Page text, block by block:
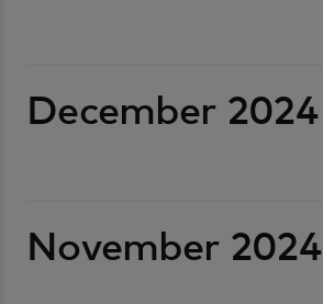
December 2024
November 2024